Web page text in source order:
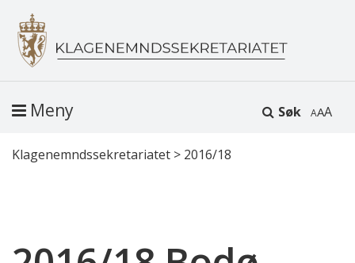
Søk A
Meny
Klagenemndssekretariatet > 2016/18